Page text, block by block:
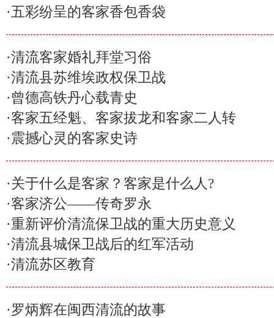
·五彩纷呈的客家香包香袋
·清流客家婚礼拜堂习俗
·清流县苏维埃政权保卫战
·曾德高铁丹心载青史
·客家五经魁、客家拔龙和客家二人转
·震撼心灵的客家史诗
·关于什么是客家？客家是什么人?
·客家济公——传奇罗永
·重新评价清流保卫战的重大历史意义
·清流县城保卫战后的红军活动
·清流苏区教育
·罗炳辉在闽西清流的故事